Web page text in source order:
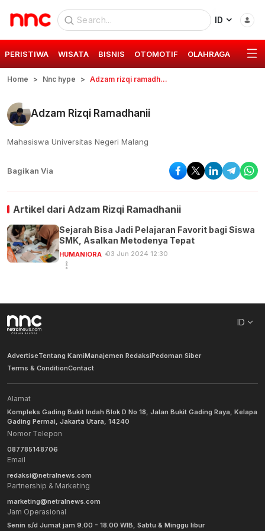
ID
PERISTIWA WISATA BISNIS OTOMOTIF OLAHRAGA GAYA
Home Nnc hype Adzam rizqi ramadhanii
Adzam Rizqi Ramadhanii
Mahasiswa Universitas Negeri Malang
Bagikan Via
Artikel dari Adzam Rizqi Ramadhanii
Sejarah Bisa Jadi Pelajaran Favorit bagi Siswa
SMK, Asalkan Metodenya Tepat
HUMANIORA 03 Jun 2024 12:30
ID
AdvertiseTentang KamiManajemen RedaksiPedoman Siber
Terms & ConditionContact
Alamat
Kompleks Gading Bukit Indah Blok D No 18, Jalan Bukit Gading Raya, Kelapa
Gading Permai, Jakarta Utara, 14240
Nomor Telepon
087785148706
Email
redaksi@netralnews.com
Partnership & Marketing
marketing@netralnews.com
Jam Operasional
Senin s/d Jumat jam 9.00 - 18.00 WIB, Sabtu & Minggu libur